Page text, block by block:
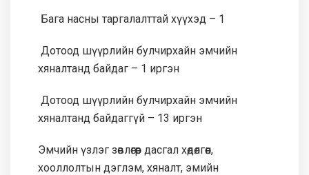
Бага насны таргалалттай хүүхэд – 1
Дотоод шүүрлийн булчирхайн эмчийн
хяналтанд байдаг – 1 иргэн
Дотоод шүүрлийн булчирхайн эмчийн
хяналтанд байдаггүй – 13 иргэн
Эмчийн үзлэг зөвлөгөөр дасгал хөдөлгөөн,
хооллолтын дэглэм, хяналт, эмийн